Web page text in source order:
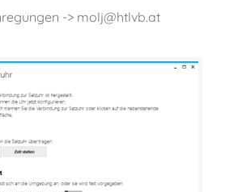
-> molj@htlvb.at